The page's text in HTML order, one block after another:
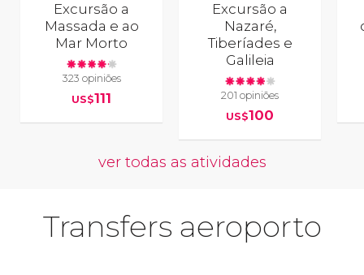
Excursão a
Massada e ao
Mar Morto
323 opiniões
US$111
Excursão a
Nazaré,
Tiberíades e
Galileia
201 opiniões
US$100
ver todas as atividades
Transfers aeroporto